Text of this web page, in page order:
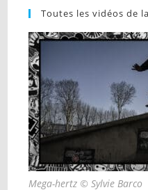
Toutes les vidéos de
Mega-hertz © Sylvie Barco